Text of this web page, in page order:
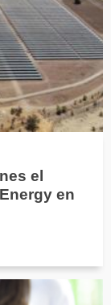
el
en